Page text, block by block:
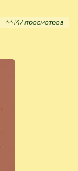
44147 просмотров